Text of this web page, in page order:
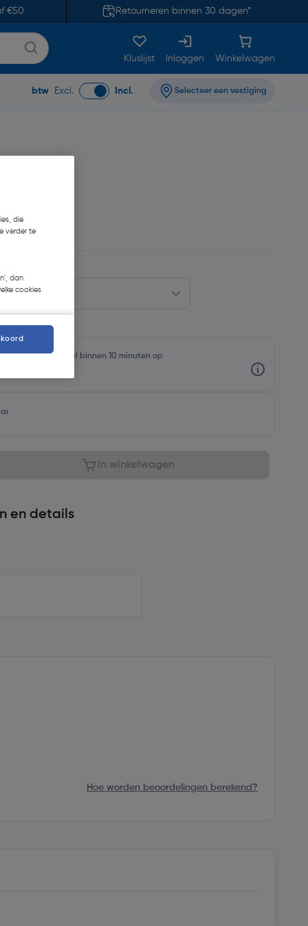
€50 Retourneren binnen 30 dagen*
Kluslijst Inloggen Winkelwagen
btw Excl. Incl. Selecteer een vestiging
en haal binnen 10 minuten op
In winkelwagen
en details
Hoe worden beoordelingen berekend?
die
verder te
dan
cookies